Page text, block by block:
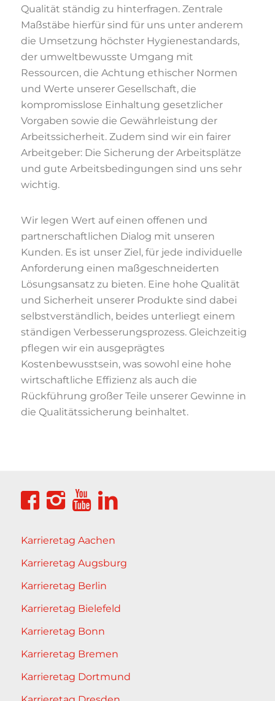
Qualität ständig zu hinterfragen. Zentrale
Maßstäbe hierfür sind für uns unter anderem
die Umsetzung höchster Hygienestandards,
der umweltbewusste Umgang mit
Ressourcen, die Achtung ethischer Normen
und Werte unserer Gesellschaft, die
kompromisslose Einhaltung gesetzlicher
Vorgaben sowie die Gewährleistung der
Arbeitssicherheit. Zudem sind wir ein fairer
Arbeitgeber: Die Sicherung der Arbeitsplätze
und gute Arbeitsbedingungen sind uns sehr
wichtig.
Wir legen Wert auf einen offenen und
partnerschaftlichen Dialog mit unseren
Kunden. Es ist unser Ziel, für jede individuelle
Anforderung einen maßgeschneiderten
Lösungsansatz zu bieten. Eine hohe Qualität
und Sicherheit unserer Produkte sind dabei
selbstverständlich, beides unterliegt einem
ständigen Verbesserungsprozess. Gleichzeitig
pflegen wir ein ausgeprägtes
Kostenbewusstsein, was sowohl eine hohe
wirtschaftliche Effizienz als auch die
Rückführung großer Teile unserer Gewinne in
die Qualitätssicherung beinhaltet.
Karrieretag Aachen
Karrieretag Augsburg
Karrieretag Berlin
Karrieretag Bielefeld
Karrieretag Bonn
Karrieretag Bremen
Karrieretag Dortmund